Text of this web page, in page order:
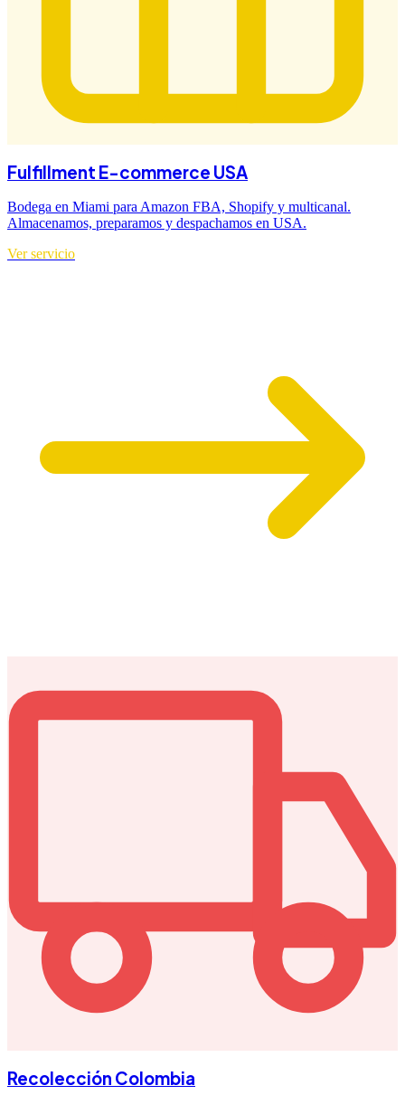
Fulfillment E-commerce USA
Bodega en Miami para Amazon FBA, Shopify y multicanal.
Almacenamos, preparamos y despachamos en USA.
Ver servicio
Recolección Colombia